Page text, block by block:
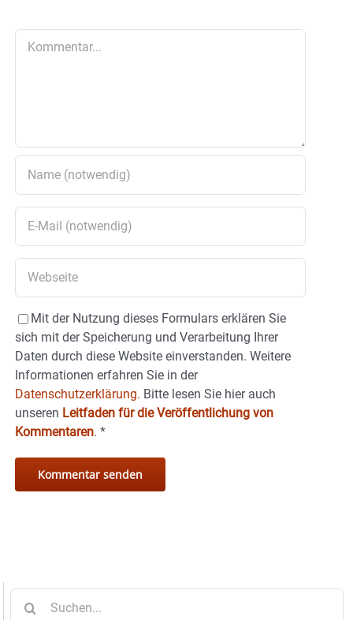
Mit der Nutzung dieses Formulars erklären Sie
sich mit der Speicherung und Verarbeitung Ihrer
Daten durch diese Website einverstanden. Weitere
Informationen erfahren Sie in der
Datenschutzerklärung. Bitte lesen Sie hier auch
unseren Leitfaden für die Veröffentlichung von
Kommentaren. *
nach: